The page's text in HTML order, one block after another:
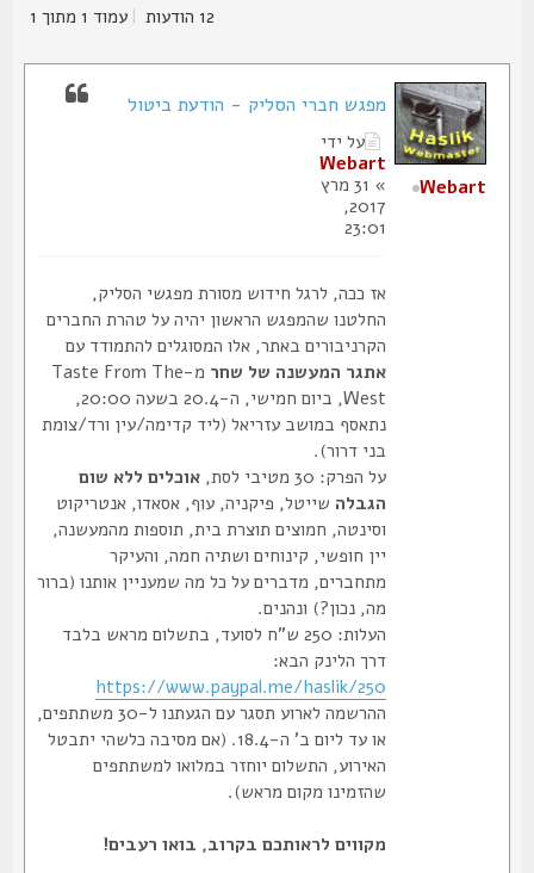
|עמוד1מתוך1
מפגש חברי הסליק - הודעת ביטול
על ידי
Webart
» 31 מרץ
2017,
23:01
אז ככה, לרגל חידוש מסורת מפגשי הסליק,
החלטנו שהמפגש הראשון יהיה על טהרת החברים
הקרניבורים באתר, אלו המסוגלים להתמודד עם
אתגר המעשנה של שחר
מ-Taste From The
West, ביום חמישי, ה-20.4 בשעה 20:00,
נתאסף במושב עזריאל (ליד קדימה/עין ורד/צומת
בני דרור).
על הפרק: 30 מטיבי לסת,
אוכלים ללא שום
הגבלהשייטל, פיקניה, עוף, אסאדו, אנטריקוט
וסינטה, חמוצים תוצרת בית, תוספות מהמעשנה,
יין חופשי, קינוחים ושתיה חמה, והעיקר
מתחברים, מדברים על כל מה שמעניין אותנו (ברור
מה, נכון?) ונהנים.
העלות: 250 ש"ח לסועד, בתשלום מראש בלבד
דרך הלינק הבא:
https://www.paypal.me/haslik/250
ההרשמה לארוע תסגר עם הגעתנו ל-30 משתתפים,
או עד ליום ב' ה-18.4. (אם מסיבה כלשהי יתבטל
האירוע, התשלום יוחזר במלואו למשתתפים
שהזמינו מקום מראש).
מקווים לראותכם בקרוב, בואו רעבים!
Webart